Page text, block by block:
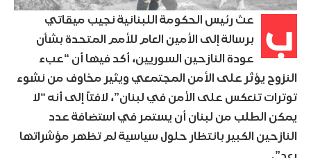
ب
عث رئيس الحكومة اللبنانية نجيب ميقاتي
برسالة إلى الأمين العام للأمم المتحدة بشأن
عودة النازحين السوريين، أكد فيها أن “عبء
النزوح يؤثر على الأمن المجتمعي ويثير مخاوف من نشوء
توترات تنعكس على الأمن في لبنان”، لافتاً إلى أنه “لا
يمكن الطلب من لبنان أن يستمر في استضافة عدد
النازحين الكبير بانتظار حلول سياسية لم تظهر مؤشراتها